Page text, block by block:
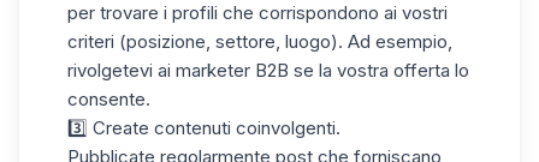
per trovare i profili che corrispondono ai vostri
criteri (posizione, settore, luogo). Ad esempio,
rivolgetevi ai marketer B2B se la vostra offerta lo
consente.
3️⃣ Create contenuti coinvolgenti.
Pubblicate regolarmente post che forniscano